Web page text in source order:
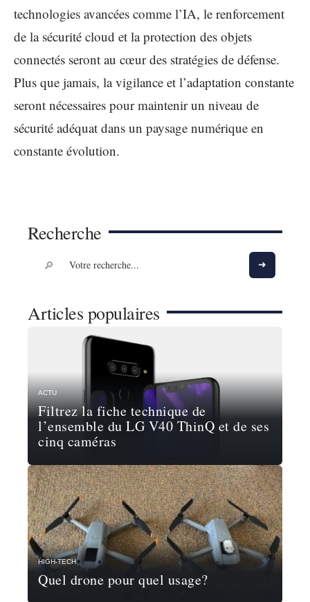
technologies avancées comme l’IA, le renforcement
de la sécurité cloud et la protection des objets
connectés seront au cœur des stratégies de défense.
Plus que jamais, la vigilance et l’adaptation constante
seront nécessaires pour maintenir un niveau de
sécurité adéquat dans un paysage numérique en
constante évolution.
Recherche
Articles populaires
ACTU
Filtrez la fiche technique de
l’ensemble du LG V40 ThinQ et de ses
cinq caméras
HIGH-TECH
Quel drone pour quel usage?